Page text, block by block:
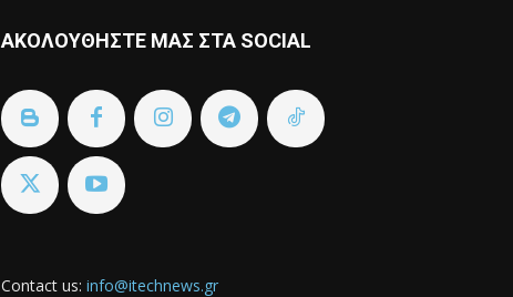
ΑΚΟΛΟΥΘΗΣΤΕ ΜΑΣ ΣΤΑ SOCIAL
Contact us: info@itechnews.gr